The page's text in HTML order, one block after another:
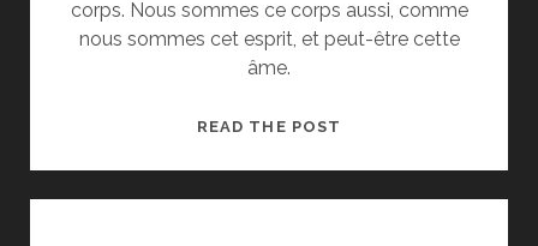
corps. Nous sommes ce corps aussi, comme
nous sommes cet esprit, et peut-être cette
âme.
READ THE POST